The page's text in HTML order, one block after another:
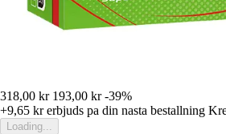
318,00 kr 193,00 kr -39%
+9,65 krerbjuds pa din nasta bestallning
Loading...